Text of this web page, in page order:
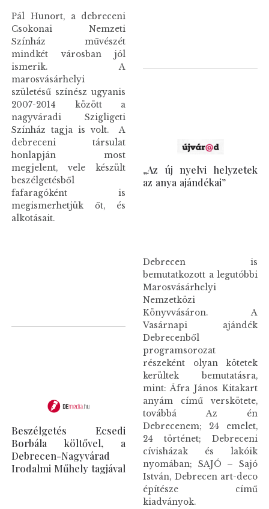
Pál Hunort, a debreceni
Csokonai Nemzeti
Színház művészét
mindkét városban jól
ismerik. A
marosvásárhelyi
születésű színész ugyanis
2007-2014 között a
nagyváradi Szigligeti
Színház tagja is volt. A
debreceni társulat
honlapján most
megjelent, vele készült
beszélgetésből
fafaragóként is
megismerhetjük őt, és
alkotásait.
Beszélgetés Ecsedi
Borbála költővel, a
Debrecen-Nagyvárad
Irodalmi Műhely tagjával
„Az új nyelvi helyzetek
az anya ajándékai”
Debrecen is
bemutatkozott a legutóbbi
Marosvásárhelyi
Nemzetközi
Könyvvásáron. A
Vasárnapi ajándék
Debrecenből
programsorozat
részeként olyan kötetek
kerültek bemutatásra,
mint: Áfra János Kitakart
anyám című verskötete,
továbbá Az én
Debrecenem; 24 emelet,
24 történet; Debreceni
cívisházak és lakóik
nyomában; SAJÓ – Sajó
István, Debrecen art-deco
építésze című
kiadványok.